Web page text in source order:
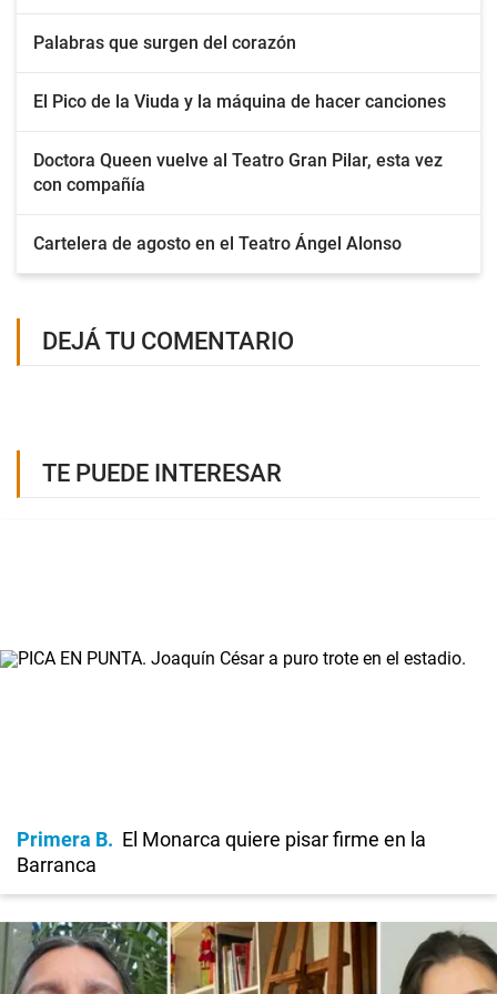
Palabras que surgen del corazón
El Pico de la Viuda y la máquina de hacer canciones
Doctora Queen vuelve al Teatro Gran Pilar, esta vez
con compañía
Cartelera de agosto en el Teatro Ángel Alonso
DEJÁ TU COMENTARIO
TE PUEDE INTERESAR
Primera B
El Monarca quiere pisar firme en la
Barranca